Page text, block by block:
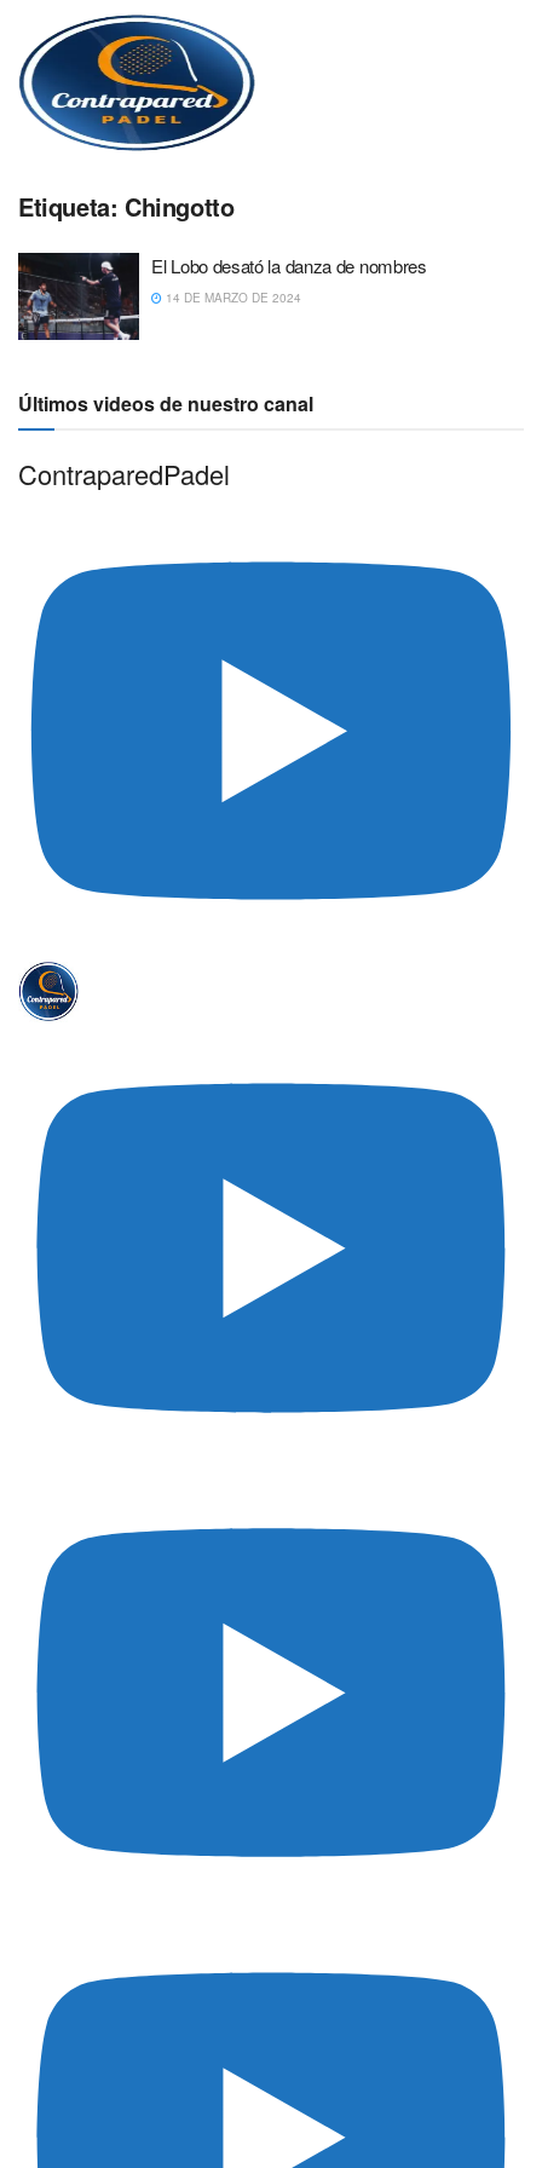
Etiqueta: Chingotto
El Lobo desató la danza de nombres
14 DE MARZO DE 2024
Últimos videos de nuestro canal
ContraparedPadel